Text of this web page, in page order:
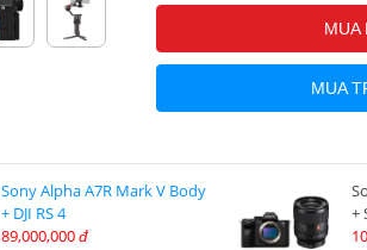
MUA
MUA
Sony Alpha A7R Mark V Body
+ DJI RS 4
89,000,000 đ
+